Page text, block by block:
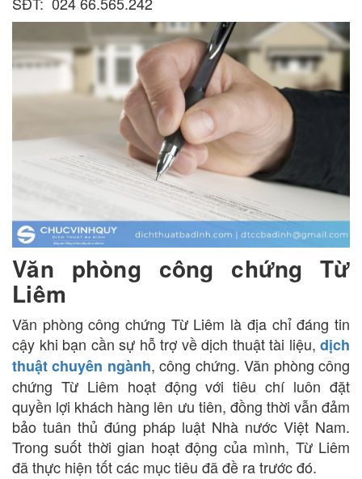
Văn phòng công chứng Từ
Liêm
Văn phòng công chứng Từ Liêm là địa chỉ đáng tin
cậy khi bạn cần sự hỗ trợ về dịch thuật tài liệu, dịch
thuật chuyên ngành, công chứng. Văn phòng công
chứng Từ Liêm hoạt động với tiêu chí luôn đặt
quyền lợi khách hàng lên ưu tiên, đồng thời vẫn đảm
bảo tuân thủ đúng pháp luật Nhà nước Việt Nam.
Trong suốt thời gian hoạt động của mình, Từ Liêm
đã thực hiện tốt các mục tiêu đã đề ra trước đó.